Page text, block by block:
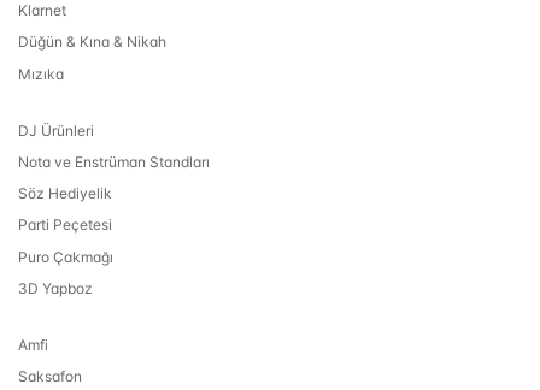
Klarnet
Düğün & Kına & Nikah
Mızıka
DJ Ürünleri
Nota ve Enstrüman Standları
Söz Hediyelik
Parti Peçetesi
Puro Çakmağı
3D Yapboz
Amfi
Saksafon